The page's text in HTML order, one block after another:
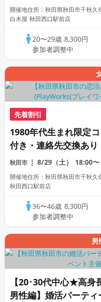
開催地住所：秋田県秋田市千秋
白木屋 秋田西口駅前店
20〜29歳 8,300円
参加者調整中
先着割引
1980年代生まれ限定
付き・連絡先交換あ
参加多数・初参加も大
秋田市 8/29（土） 18:00〜
開催地住所：秋田県秋田市千秋
秋田西口駅前店
36〜46歳 8,300円
参加者調整中
男
【20･30代中心★高身
男性編】婚活パーテ